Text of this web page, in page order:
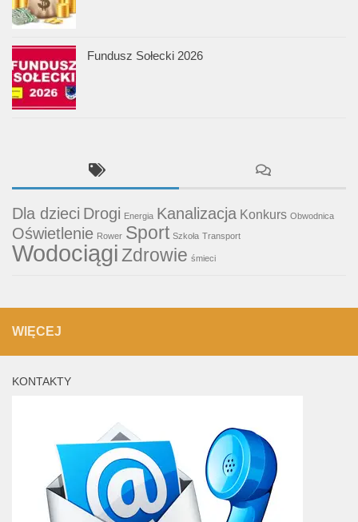
Fundusz Sołecki 2026
Dla dzieci Drogi Energia Kanalizacja Konkurs Obwodnica
Oświetlenie Rower Sport Szkoła Transport
WodociągiZdrowie śmieci
WIĘCEJ
KONTAKTY